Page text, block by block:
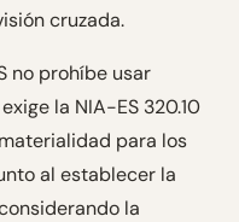
cruzada.
no prohíbe usar
la NIA-ES 320.10
para los
al establecer la
la